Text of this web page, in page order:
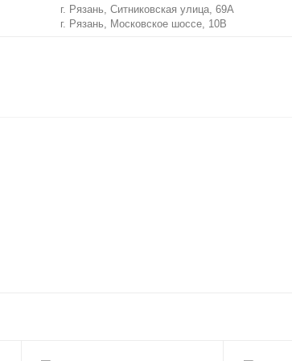
г. Рязань, Ситниковская улица, 69А
г. Рязань, Московское шоссе, 10В